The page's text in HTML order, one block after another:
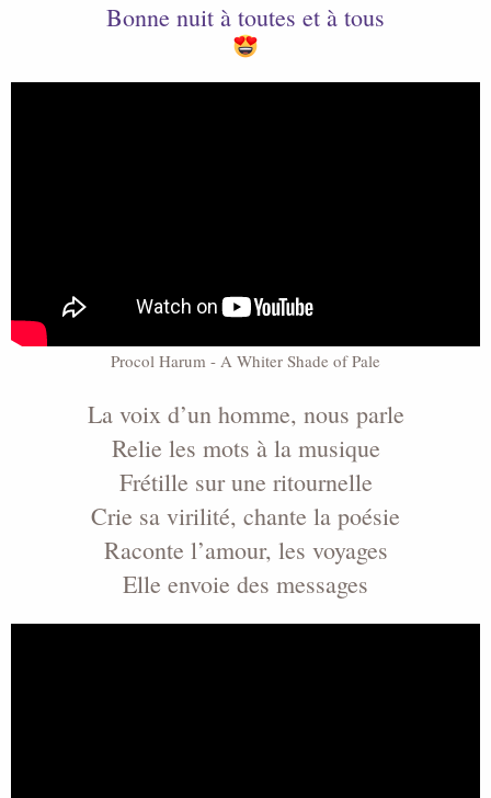
c
t
Bonne nuit à toutes et à tous
Procol Harum - A Whiter Shade of Pale
La voix d’un homme, nous parle
Relie les mots à la musique
Frétille sur une ritournelle
Crie sa virilité, chante la poésie
Raconte l’amour, les voyages
Elle envoie des messages